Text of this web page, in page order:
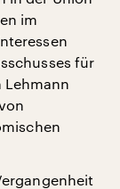
im
für
Lehmann